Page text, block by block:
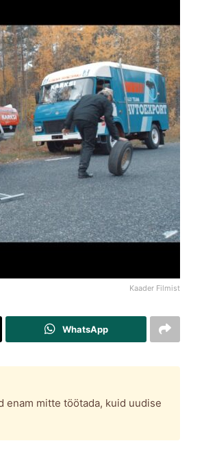
Kaader Filmist
WhatsApp
enam mitte töötada, kuid uudise